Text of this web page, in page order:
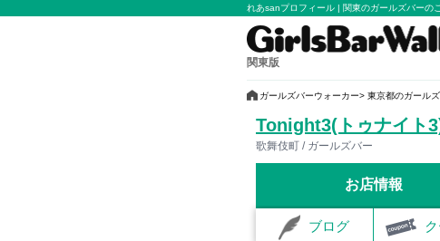
れあsanプロフィール | 関東のガールズバーの
関東版
ガールズバーウォーカー 東京都のガール
Tonight3(トゥナイト
歌舞伎町 / ガールズバー
お店情報
ブログ